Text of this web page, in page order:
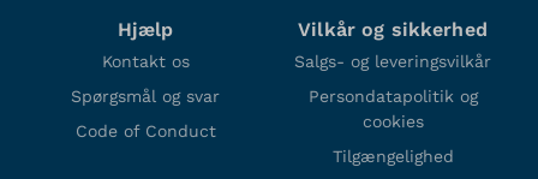
Hjælp
Kontakt os
Spørgsmål og svar
Code of Conduct
Vilkår og sikkerhed
Salgs- og leveringsvilkår
Persondatapolitik og
cookies
Tilgængelighed